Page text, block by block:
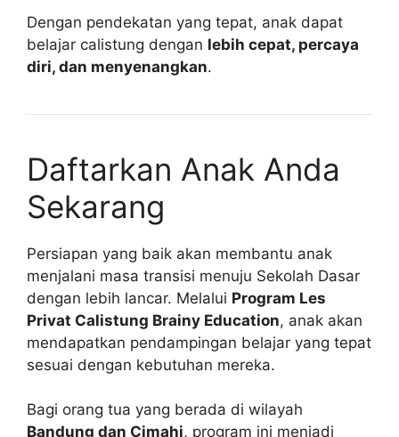
Dengan pendekatan yang tepat, anak dapat
belajar calistung dengan lebih cepat, percaya
diri, dan menyenangkan.
Daftarkan Anak Anda
Sekarang
Persiapan yang baik akan membantu anak
menjalani masa transisi menuju Sekolah Dasar
dengan lebih lancar. Melalui Program Les
Privat Calistung Brainy Education, anak akan
mendapatkan pendampingan belajar yang tepat
sesuai dengan kebutuhan mereka.
Bagi orang tua yang berada di wilayah
Bandung dan Cimahi, program ini menjadi